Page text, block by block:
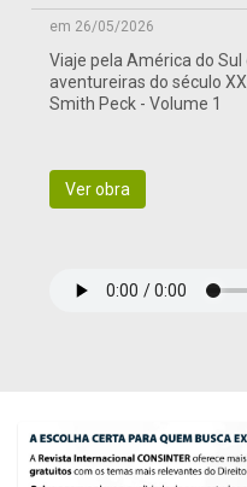
em 26/05/2026
Viaje pela América do
aventureiras do século
Smith Peck - Volume 1
Ver obra